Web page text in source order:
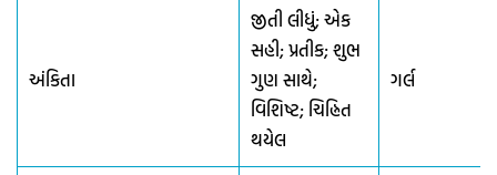
અંકિતા
જીતી લીધું; એક
સહી; પ્રતીક; શુભ
ગુણ સાથે;
વિશિષ્ટ; ચિહ્નિત
થયેલ
ગર્લ